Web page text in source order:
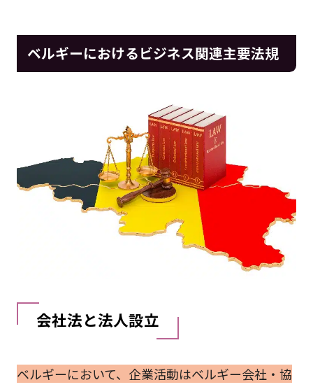
ベルギーにおけるビジネス関連主要法規
会社法と法人設立
ベルギーにおいて、企業活動はベルギー会社・協